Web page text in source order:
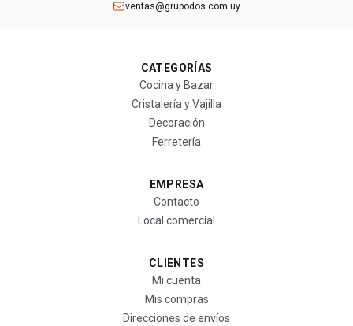
ventas@grupodos.com.uy
CATEGORÍAS
Cocina y Bazar
Cristalería y Vajilla
Decoración
Ferretería
EMPRESA
Contacto
Local comercial
CLIENTES
Mi cuenta
Mis compras
Direcciones de envíos